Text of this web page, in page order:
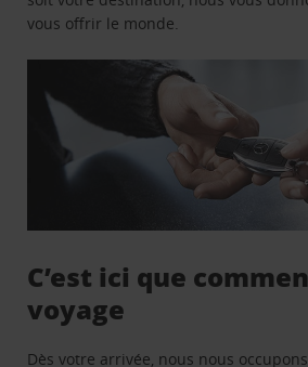
vous offrir le monde.
C’est ici que
voyage
Dès votre arrivée, nous nous